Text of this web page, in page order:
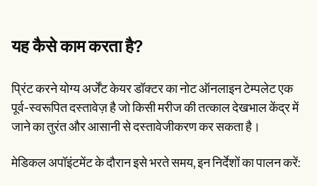
यह कैसे काम करता है?
प्रिंट करने योग्य अर्जेंट केयर डॉक्टर का नोट ऑनलाइन टेम्पलेट एक
पूर्व-स्वरूपित दस्तावेज़ है जो किसी मरीज की तत्काल देखभाल केंद्र में
जाने का तुरंत और आसानी से दस्तावेजीकरण कर सकता है।
मेडिकल अपॉइंटमेंट के दौरान इसे भरते समय, इन निर्देशों का पालन करें: